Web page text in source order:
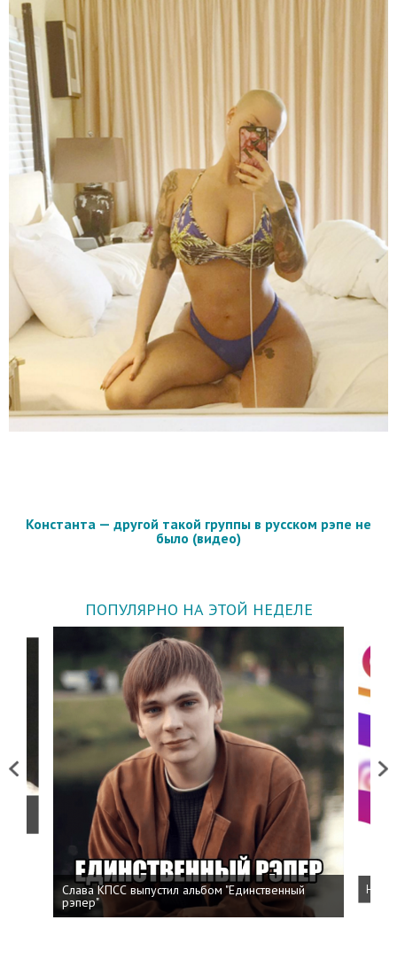
Константа — другой такой группы в русском рэпе не
было (видео)
ПОПУЛЯРНО НА ЭТОЙ НЕДЕЛЕ
Previous
Слава КПСС выпустил альбом "Единственный
рэпер"
Next